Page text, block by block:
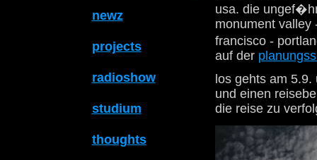
newz
projects
radioshow
studium
thoughts
usa. die
monument valley
francisco -
auf der
los gehts am
und einen
die reise zu